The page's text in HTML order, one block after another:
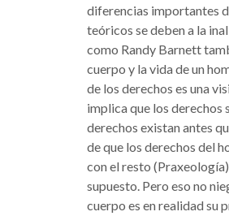
diferencias importantes
teóricos se deben a la
como Randy Barnett
cuerpo y la vida de un
de los derechos es una
implica que los derechos
derechos existan antes
de que los derechos del
con el resto
supuesto. Pero eso no
cuerpo es en realidad su